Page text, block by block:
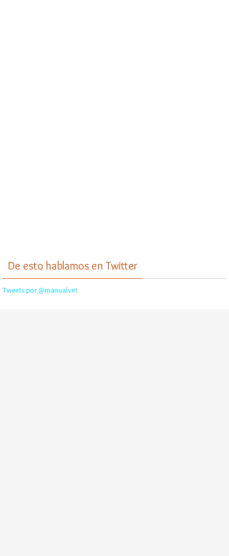
De esto hablamos en Twitter
Tweets por @manualvet